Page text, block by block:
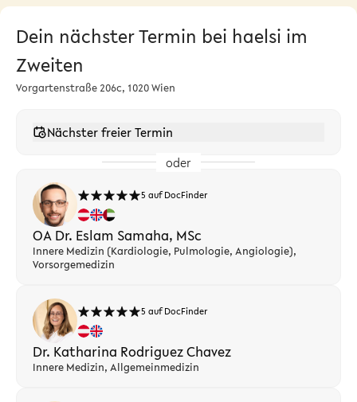
Dein nächster Termin bei haelsi im
Zweiten
Vorgartenstraße 206c, 1020 Wien
Nächster freier Termin
oder
5 auf DocFinder
OA Dr. Eslam Samaha, MSc
Innere Medizin (Kardiologie, Pulmologie, Angiologie),
Vorsorgemedizin
5 auf DocFinder
Dr. Katharina Rodriguez Chavez
Innere Medizin, Allgemeinmedizin